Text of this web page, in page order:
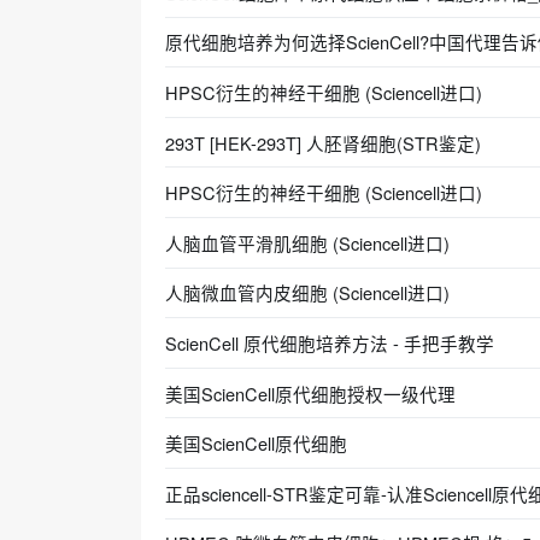
原代细胞培养为何选择ScienCell?中国代理告
HPSC衍生的神经干细胞 (Sciencell进口)
293T [HEK-293T] 人胚肾细胞(STR鉴定)
HPSC衍生的神经干细胞 (Sciencell进口)
人脑血管平滑肌细胞 (Sciencell进口)
人脑微血管内皮细胞 (Sciencell进口)
ScienCell 原代细胞培养方法 - 手把手教学
美国ScienCell原代细胞授权一级代理
美国ScienCell原代细胞
正品sciencell-STR鉴定可靠-认准Sciencell原代